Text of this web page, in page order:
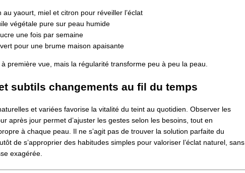
au yaourt, miel et citron pour réveiller l’éclat
végétale pure sur peau humide
une fois par semaine
pour une brume maison apaisante
première vue, mais la régularité transforme peu à peu la peau.
subtils changements au fil du temps
et variées favorise la vitalité du teint au quotidien. Observer les
après jour permet d’ajuster les gestes selon les besoins, tout en
à chaque peau. Il ne s’agit pas de trouver la solution parfaite du
de s’approprier des habitudes simples pour valoriser l’éclat naturel, sans
exagérée.